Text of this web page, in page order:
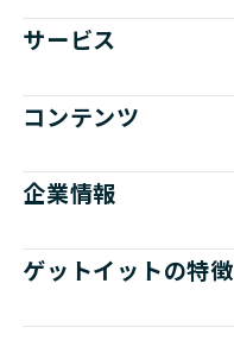
サービス
コンテンツ
企業情報
ゲットイットの特徴